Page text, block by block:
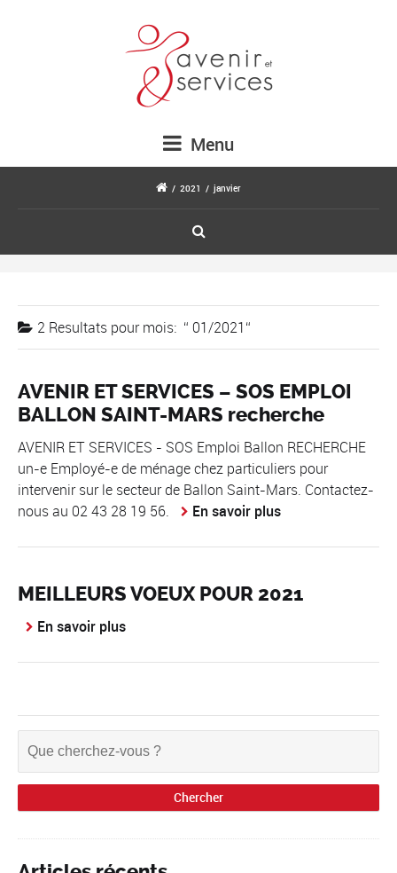
Menu
/ 2021 / janvier
2 Resultats pourmois: 01/2021
AVENIR ET SERVICES – SOS EMPLOI
BALLON SAINT-MARS recherche
AVENIR ET SERVICES - SOS Emploi Ballon RECHERCHE
un-e Employé-e de ménage chez particuliers pour
intervenir sur le secteur de Ballon Saint-Mars. Contactez-
nous au 02 43 28 19 56.
En savoir plus
MEILLEURS VOEUX POUR 2021
En savoir plus